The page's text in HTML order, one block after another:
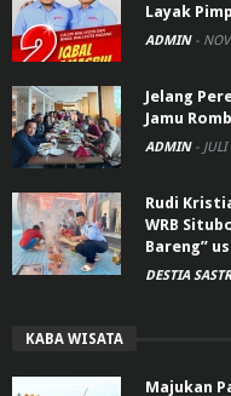
Layak
ADMIN -
Jelang
Jamu
ADMIN -
Rudi
WRB
Bareng”
DESTIA
KABA WISATA
Majukan